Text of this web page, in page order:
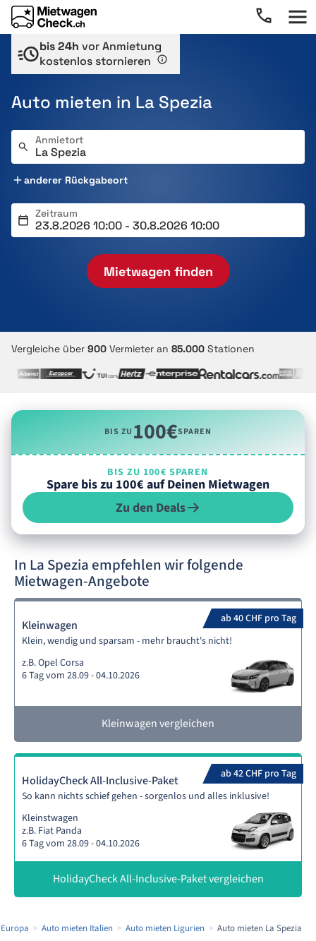
bis 24h vor Anmietung
kostenlos stornieren
Auto mieten in La Spezia
Anmietort
anderer Rückgabeort
Zeitraum
Mietwagen finden
Vergleiche über 900 Vermieter an 85.000 Stationen
BIS ZU100€SPAREN
BIS ZU 100€ SPAREN
Spare bis zu 100€ auf Deinen Mietwagen
Zu den Deals
In La Spezia empfehlen wir folgende
Mietwagen-Angebote
ab 40 CHF pro Tag
Kleinwagen
Klein, wendig und sparsam - mehr braucht's nicht!
z.B. Opel Corsa
6 Tag vom 28.09 - 04.10.2026
Kleinwagen vergleichen
ab 42 CHF pro Tag
HolidayCheck All-Inclusive-Paket
So kann nichts schief gehen - sorgenlos und alles inklusive!
Kleinstwagen
z.B. Fiat Panda
6 Tag vom 28.09 - 04.10.2026
HolidayCheck All-Inclusive-Paket vergleichen
Auto mieten Italien Auto mieten Ligurien Auto mieten La Spezia